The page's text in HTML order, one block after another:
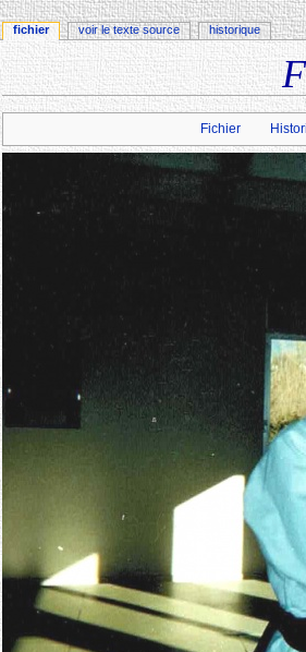
Aller à :navigation , rechercher
Fichier
fichier voir le texte source historique